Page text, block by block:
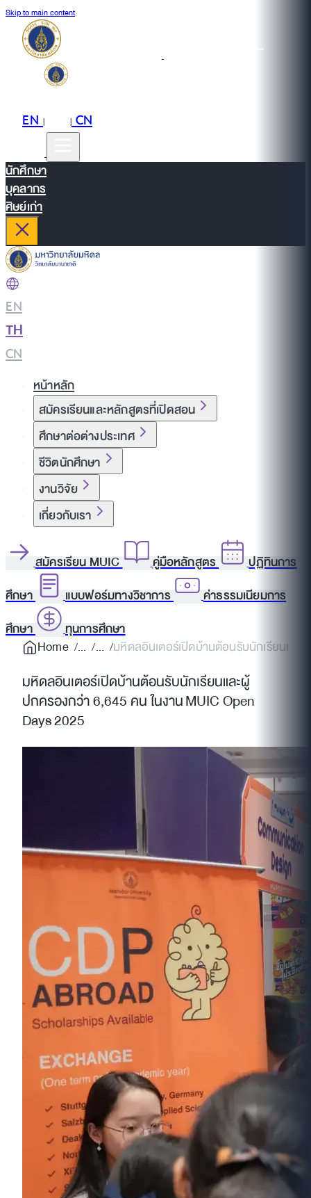
Skip to main content
EN| |CN
นักศึกษา
บุคลากร
ศิษย์เก่า
EN
TH
CN
หน้าหลัก
สมัครเรียนและหลักสูตรที่เปิดสอน
ศึกษาต่อต่างประเทศ
ชีวิตนักศึกษา
งานวิจัย
เกี่ยวกับเรา
สมัครเรียน MUIC คู่มือหลักสูตร
ปฏิทินการ
ศึกษา
แบบฟอร์มทางวิชาการ
ค่าธรรมเนียมการ
ศึกษา
ทุนการศึกษา
Home
มหิดลอินเตอร์เปิดบ้านต้อนรับนักเรียนแล
มหิดลอินเตอร์เปิดบ้านต้อนรับนักเรียนและผู้
ปกครองกว่า 6,645 คน ในงาน MUIC Open
Days 2025